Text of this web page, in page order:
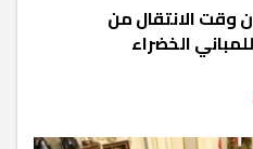
وقت الانتقال من
الخضراء